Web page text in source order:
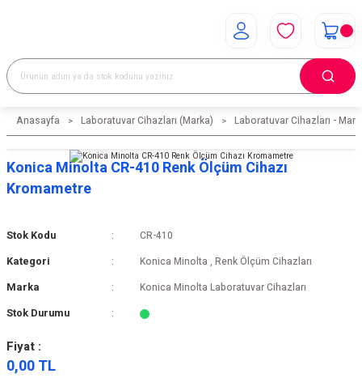
Anasayfa Laboratuvar Cihazları (Marka) Laboratuvar Cihazları -
Konica Minolta CR-410 Renk Ölçüm Cihazı
Kromametre
Stok Kodu CR-410
Kategori Konica Minolta , Renk Ölçüm Cihazları
Marka Konica Minolta Laboratuvar Cihazları
Stok Durumu
Fiyat :
0,00 TL